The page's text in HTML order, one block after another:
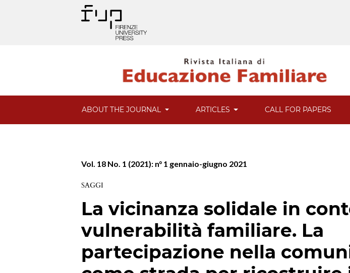
ABOUT THE JOURNAL ARTICLES CALL FOR PAPERS
Vol. 18 No. 1 (2021): n° 1 gennaio-giugno 2021
SAGGI
La vicinanza solidale in
vulnerabilità familiare. La
partecipazione nella